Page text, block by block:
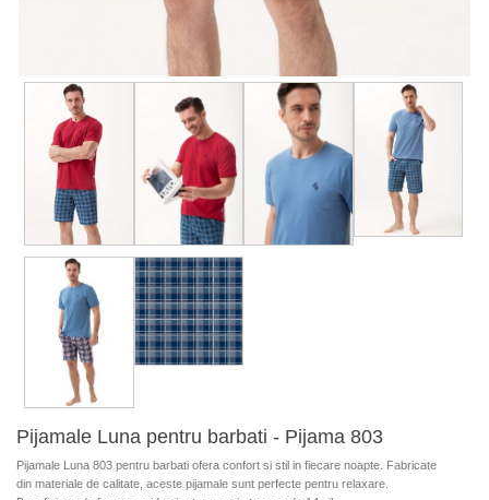
Pijamale Luna pentru barbati - Pijama 803
Pijamale Luna 803 pentru barbati ofera confort si stil in fiecare noapte. Fabricate
din materiale de calitate, aceste pijamale sunt perfecte pentru relaxare.